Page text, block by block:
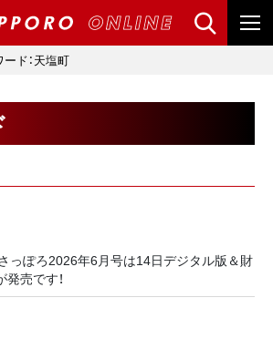
ド：天塩町
さっぽろ2026年6月号は14日デジタル版＆財
売です！